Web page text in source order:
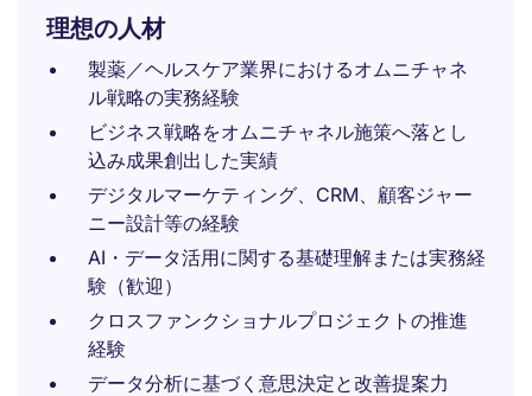
理想の人材
製薬／ヘルスケア業界におけるオムニチャネ
ル戦略の実務経験
ビジネス戦略をオムニチャネル施策へ落とし
込み成果創出した実績
デジタルマーケティング、CRM、顧客ジャー
ニー設計等の経験
AI・データ活用に関する基礎理解または実務経
験（歓迎）
クロスファンクショナルプロジェクトの推進
経験
データ分析に基づく意思決定と改善提案力